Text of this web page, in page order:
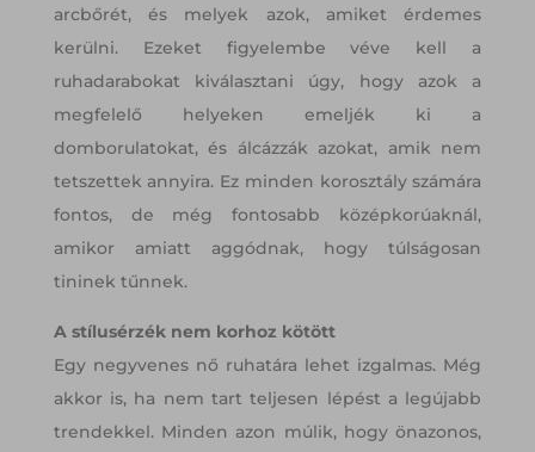
arcbőrét, és melyek azok, amiket érdemes
kerülni. Ezeket figyelembe véve kell a
ruhadarabokat kiválasztani úgy, hogy azok a
megfelelő helyeken emeljék ki a
domborulatokat, és álcázzák azokat, amik nem
tetszettek annyira. Ez minden korosztály számára
fontos, de még fontosabb középkorúaknál,
amikor amiatt aggódnak, hogy túlságosan
tininek tűnnek.
A stílusérzék nem korhoz kötött
Egy negyvenes nő ruhatára lehet izgalmas. Még
akkor is, ha nem tart teljesen lépést a legújabb
trendekkel. Minden azon múlik, hogy önazonos,